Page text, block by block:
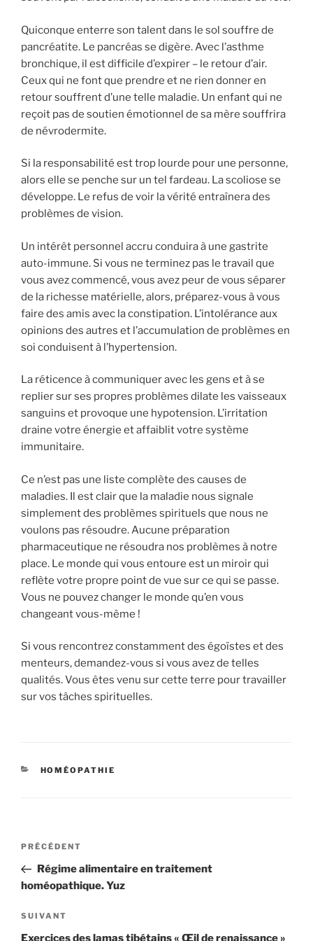
Quiconque enterre son talent dans le sol souffre de
pancréatite. Le pancréas se digère. Avec l’asthme
bronchique, il est difficile d’expirer – le retour d’air.
Ceux qui ne font que prendre et ne rien donner en
retour souffrent d’une telle maladie. Un enfant qui ne
reçoit pas de soutien émotionnel de sa mère souffrira
de névrodermite.
Si la responsabilité est trop lourde pour une personne,
alors elle se penche sur un tel fardeau. La scoliose se
développe. Le refus de voir la vérité entraînera des
problèmes de vision.
Un intérêt personnel accru conduira à une gastrite
auto-immune. Si vous ne terminez pas le travail que
vous avez commencé, vous avez peur de vous séparer
de la richesse matérielle, alors, préparez-vous à vous
faire des amis avec la constipation. L’intolérance aux
opinions des autres et l’accumulation de problèmes en
soi conduisent à l’hypertension.
La réticence à communiquer avec les gens et à se
replier sur ses propres problèmes dilate les vaisseaux
sanguins et provoque une hypotension. L’irritation
draine votre énergie et affaiblit votre système
immunitaire.
Ce n’est pas une liste complète des causes de
maladies. Il est clair que la maladie nous signale
simplement des problèmes spirituels que nous ne
voulons pas résoudre. Aucune préparation
pharmaceutique ne résoudra nos problèmes à notre
place. Le monde qui vous entoure est un miroir qui
reflète votre propre point de vue sur ce qui se passe.
Vous ne pouvez changer le monde qu’en vous
changeant vous-même !
Si vous rencontrez constamment des égoïstes et des
menteurs, demandez-vous si vous avez de telles
qualités. Vous êtes venu sur cette terre pour travailler
sur vos tâches spirituelles.
CATÉGORIES
HOMÉOPATHIE
Navigation
l’article
Article
précédent
PRÉCÉDENT
Régime alimentaire en traitement
homéopathique. Yuz
Article
suivant
SUIVANT